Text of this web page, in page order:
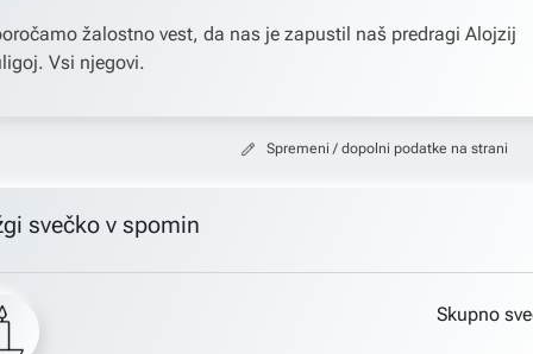
žalostno vest, da nas je zapustil naš predragi Alojzij
Vsi njegovi.
Spremeni / dopolni podatke na strani
svečko v spomin
Skupno